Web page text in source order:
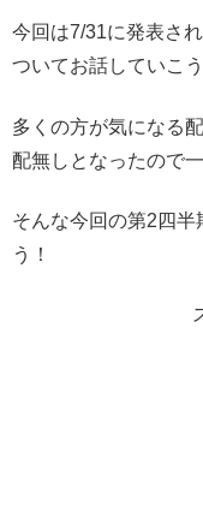
今回は7/31に発表さ
ついてお話していこ
多くの方が気になる
配無しとなったので一
そんな今回の第2四半
う！